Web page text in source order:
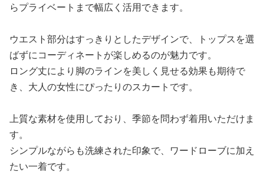
らプライベートまで幅広く活用できます。
ウエスト部分はすっきりとしたデザインで、トップスを選
ばずにコーディネートが楽しめるのが魅力です。
ロング丈により脚のラインを美しく見せる効果も期待で
き、大人の女性にぴったりのスカートです。
上質な素材を使用しており、季節を問わず着用いただけま
す。
シンプルながらも洗練された印象で、ワードローブに加え
たい一着です。